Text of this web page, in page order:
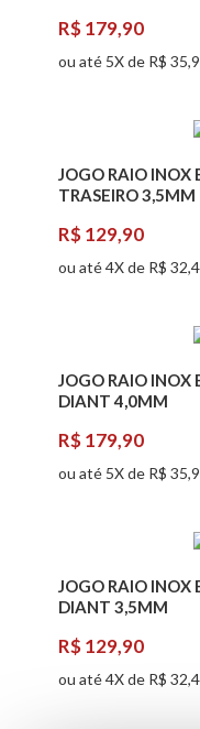
R$ 179,90
ou até 5X de R$
JOGO RAIO INOX
TRASEIRO 3,5MM
R$ 129,90
ou até 4X de R$
JOGO RAIO INOX
DIANT 4,0MM
R$ 179,90
ou até 5X de R$
JOGO RAIO INOX
DIANT 3,5MM
R$ 129,90
ou até 4X de R$